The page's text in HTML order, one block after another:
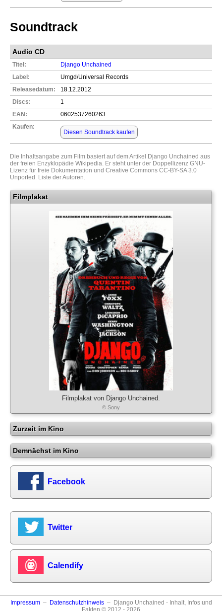
Soundtrack
Audio CD
Titel:
Django Unchained
Label:
Umgd/Universal Records
Releasedatum:
18.12.2012
Discs:
1
EAN:
0602537260263
Kaufen:
Diesen Soundtrack kaufen
Die Inhaltsangabe zum Film basiert auf dem Artikel Django Unchained aus
der freien Enzyklopädie Wikipedia. Er steht unter der Doppellizenz GNU-
Lizenz für freie Dokumentation und Creative Commons CC-BY-SA 3.0
Unported . Liste der Autoren.
Filmplakat
Filmplakat von Django Unchained.
© Sony
Zurzeit im Kino
Demnächst im Kino
Facebook
Twitter
Calendify
Impressum– Datenschutzhinweis– Django Unchained - Inhalt, Infos und
Fakten © 2012 - 2026